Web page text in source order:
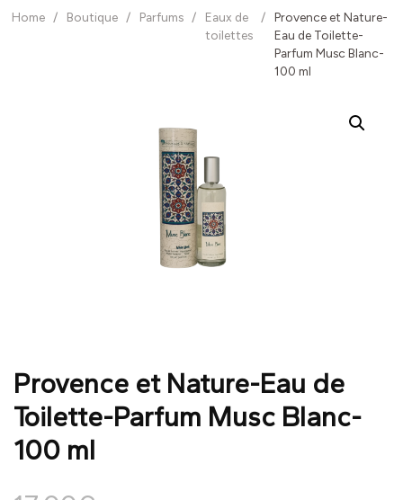
Home / Boutique / Parfums /
Eaux de
toilettes
/
Provence et Nature-
Eau de Toilette-
Parfum Musc Blanc-
100 ml
Provence et Nature-Eau de
Toilette-Parfum Musc Blanc-
100 ml